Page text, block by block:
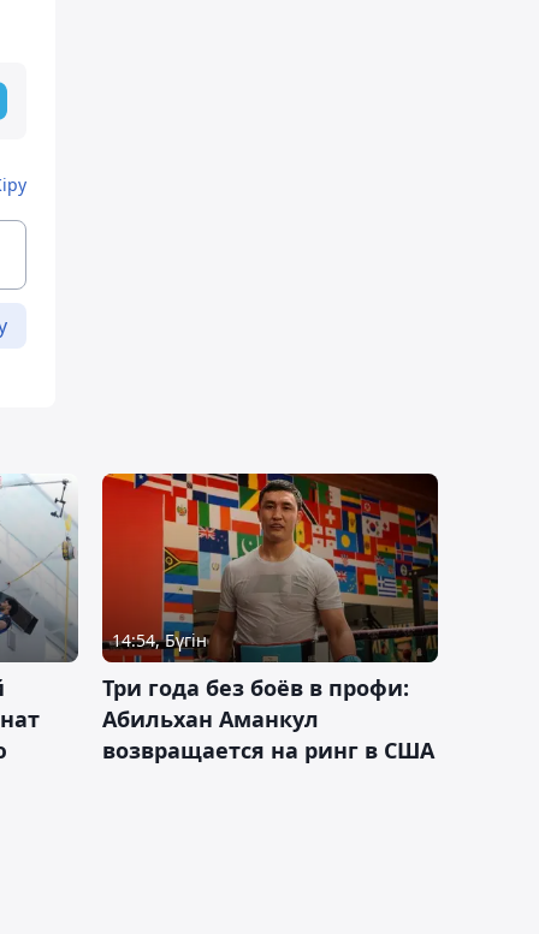
14:54, Бүгін
Три года без боёв в профи:
Абильхан Аманкул
возвращается на ринг в США